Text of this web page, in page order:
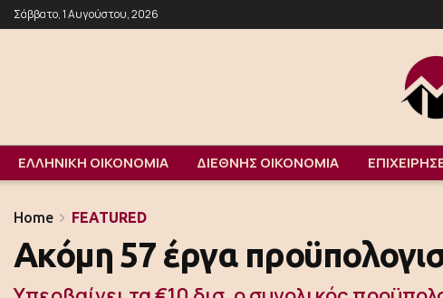
Σάββατο, 1 Αυγούστου, 2026
ΕΛΛΗΝΙΚΗ ΟΙΚΟΝΟΜΙΑ ΔΙΕΘΝΗΣ ΟΙΚΟΝΟΜΙΑ
Home FEATURED
Ακόμη 57 έργα